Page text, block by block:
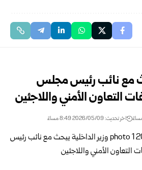
مع نائب رئيس مجلس
التعاون الأمني واللاجئين
اخر تحديث: 2026/05/09 8:49 مساءً